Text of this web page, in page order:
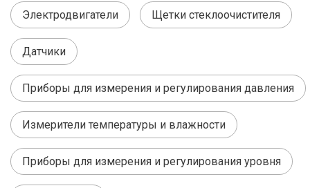
Электродвигатели Щетки стеклоочистителя
Датчики
Приборы для измерения и регулирования давления
Измерители температуры и влажности
Приборы для измерения и регулирования уровня